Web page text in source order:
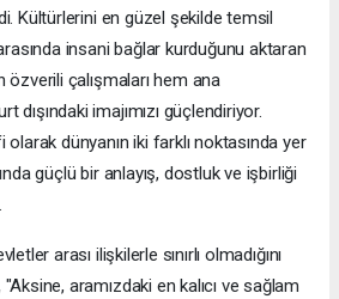
Kültürlerini en güzel şekilde temsil
insani bağlar kurduğunu aktaran
özverili çalışmaları hem ana
dışındaki imajımızı güçlendiriyor.
dünyanın iki farklı noktasında yer
güçlü bir anlayış, dostluk ve işbirliği
arası ilişkilerle sınırlı olmadığını
aramızdaki en kalıcı ve sağlam